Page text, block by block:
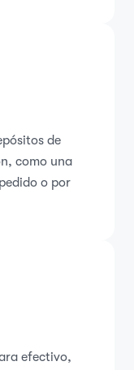
de
como una
o por
efectivo,